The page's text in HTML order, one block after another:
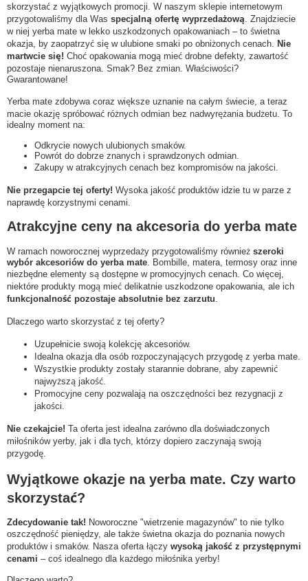
skorzystać z wyjątkowych promocji. W naszym sklepie internetowym
przygotowaliśmy dla Was specjalną ofertę wyprzedażową. Znajdziecie
w niej yerba mate w lekko uszkodzonych opakowaniach – to świetna
okazja, by zaopatrzyć się w ulubione smaki po obniżonych cenach. Nie
martwcie się! Choć opakowania mogą mieć drobne defekty, zawartość
pozostaje nienaruszona. Smak? Bez zmian. Właściwości?
Gwarantowane!
Yerba mate zdobywa coraz większe uznanie na całym świecie, a teraz
macie okazję spróbować różnych odmian bez nadwyrężania budżetu. To
idealny moment na:
Odkrycie nowych ulubionych smaków.
Powrót do dobrze znanych i sprawdzonych odmian.
Zakupy w atrakcyjnych cenach bez kompromisów na jakości.
Nie przegapcie tej oferty! Wysoka jakość produktów idzie tu w parze z
naprawdę korzystnymi cenami.
Atrakcyjne ceny na akcesoria do yerba mate
W ramach noworocznej wyprzedaży przygotowaliśmy również szeroki
wybór akcesoriów do yerba mate. Bombille, matera, termosy oraz inne
niezbędne elementy są dostępne w promocyjnych cenach. Co więcej,
niektóre produkty mogą mieć delikatnie uszkodzone opakowania, ale ich
funkcjonalność pozostaje absolutnie bez zarzutu.
Dlaczego warto skorzystać z tej oferty?
Uzupełnicie swoją kolekcję akcesoriów.
Idealna okazja dla osób rozpoczynających przygodę z yerba mate.
Wszystkie produkty zostały starannie dobrane, aby zapewnić
najwyższą jakość.
Promocyjne ceny pozwalają na oszczędności bez rezygnacji z
jakości.
Nie czekajcie! Ta oferta jest idealna zarówno dla doświadczonych
miłośników yerby, jak i dla tych, którzy dopiero zaczynają swoją
przygodę.
Wyjątkowe okazje na yerba mate. Czy warto
skorzystać?
Zdecydowanie tak! Noworoczne "wietrzenie magazynów" to nie tylko
oszczędność pieniędzy, ale także świetna okazja do poznania nowych
produktów i smaków. Nasza oferta łączy wysoką jakość z przystępnymi
cenami – coś idealnego dla każdego miłośnika yerby!